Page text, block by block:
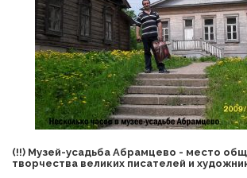
(!!) Музей-усадьба Абрамцево - место
творчества великих писателей и